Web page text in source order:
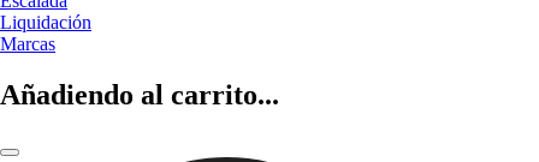
Liquidación
Marcas
Añadiendo al carrito...